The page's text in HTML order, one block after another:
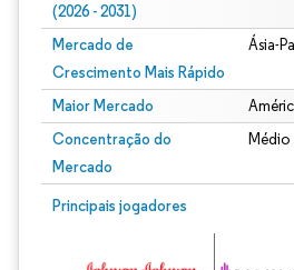
(2026 - 2031)
Mercado de
Crescimento Mais Rápido
Ásia-
Maior Mercado
Concentração do
Mercado
Médio
Principais jogadores
Imagem © Mordor Intelligence. O reuso